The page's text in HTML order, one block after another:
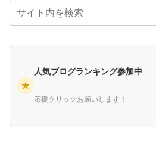
★
人気ブログランキング参加中
応援クリックお願いします！